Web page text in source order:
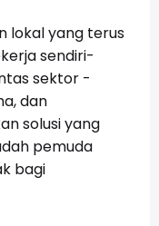
lokal yang terus
sendiri-
sektor -
dan
solusi yang
pemuda
bagi